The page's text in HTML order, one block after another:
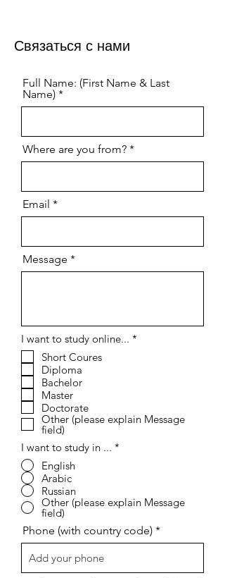
Связаться с нами
Full Name: (First Name & Last
Name)
Where are you from?
Email
Message
I want to study online... *
ь
Short Coures
Diploma
Bachelor
Master
Doctorate
Other (please explain Message
field)
I want to study in ... *
English
Arabic
Russian
Other (please explain Message
field)
Phone (with country code)